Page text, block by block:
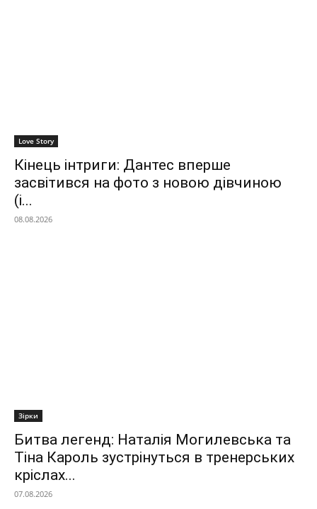
Love Story
Кінець інтриги: Дантес вперше
засвітився на фото з новою дівчиною
(і...
08.08.2026
Зірки
Битва легенд: Наталія Могилевська та
Тіна Кароль зустрінуться в тренерських
кріслах...
07.08.2026